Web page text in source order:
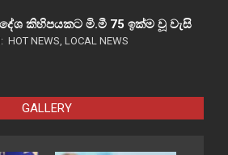
කිහිපයකට මි.මී 75 ඉක්ම වූ වැසි
HOT NEWS, LOCAL NEWS
GALLERY